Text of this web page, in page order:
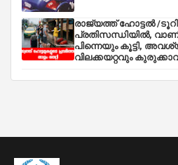
രാജ്യത്ത് ഹോട്ടൽ /
പ്രതിസന്ധിയിൽ,
പിന്നെയും കൂട്ടി,
വിലക്കയറ്റവും